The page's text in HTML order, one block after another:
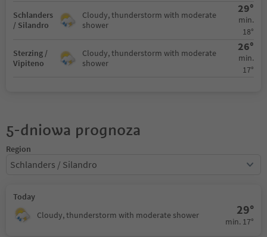
Schlanders
/ Silandro
Cloudy, thunderstorm with moderate
shower
29°
min.
18°
Sterzing /
Vipiteno
Cloudy, thunderstorm with moderate
shower
26°
min.
17°
5-dniowa prognoza
Region
Schlanders / Silandro
Today
Cloudy, thunderstorm with moderate shower
29°
min. 17°